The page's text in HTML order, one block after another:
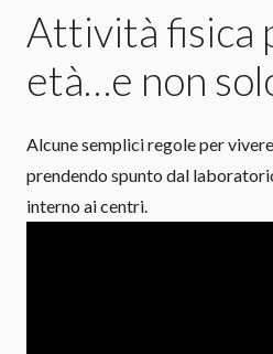
Attività fisica
età…e non
Alcune semplici regole per
prendendo spunto dal
interno ai centri.